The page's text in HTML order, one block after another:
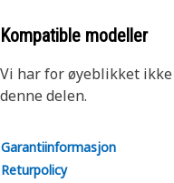
Kompatible modeller
Vi har for øyeblikket
denne delen.
Garantiinformasjon
Returpolicy